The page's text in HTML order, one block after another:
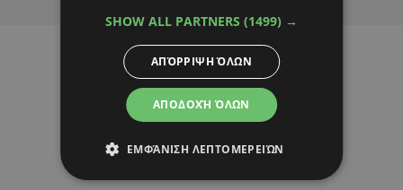
SHOW ALL PARTNERS (1499) →
ΑΠΟΔΟΧΉ ΌΛΩΝ
ΑΠΌΡΡΙΨΗ ΌΛΩΝ
ΕΜΦΆΝΙΣΗ ΛΕΠΤΟΜΕΡΕΙΏΝ